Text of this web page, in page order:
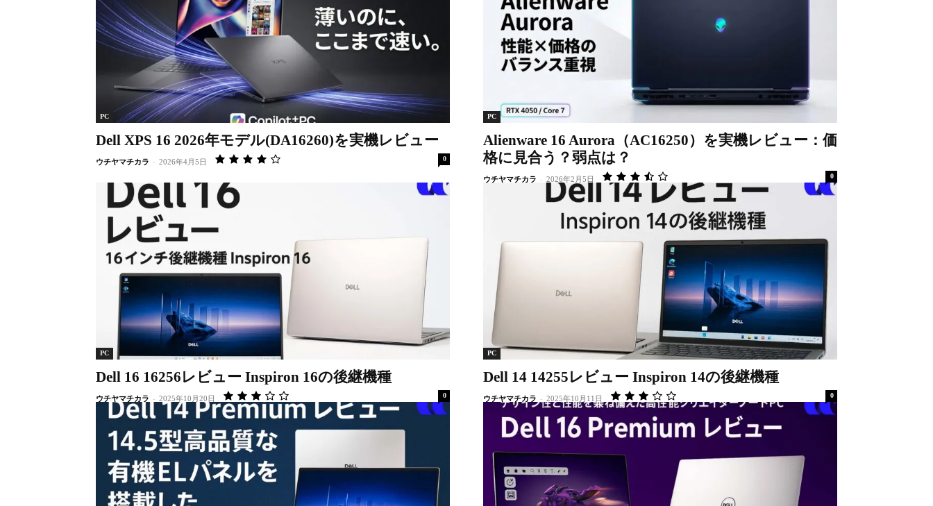
PC
Dell XPS 16 2026年モデル(DA16260)を実機レビュー
ウチヤマチカラ - 2026年4月5日 0
PC
Alienware 16 Aurora（AC16250）を実機レビュー：価
格に見合う？弱点は？
ウチヤマチカラ - 2026年2月5日 0
PC
Dell 16 16256レビュー Inspiron 16の後継機種
ウチヤマチカラ - 2025年10月20日 0
PC
Dell 14 14255レビュー Inspiron 14の後継機種
ウチヤマチカラ - 2025年10月11日 0